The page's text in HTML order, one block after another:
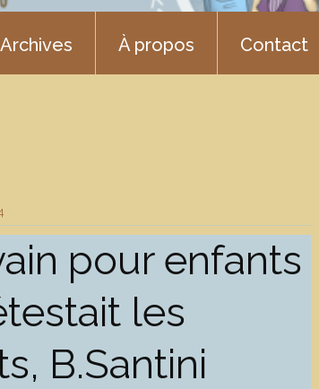
Archives À propos Contact
pour enfants
les
B.Santini